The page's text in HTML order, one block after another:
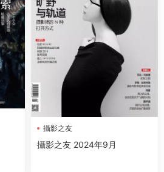
攝影之友
攝影之友 2024年9月